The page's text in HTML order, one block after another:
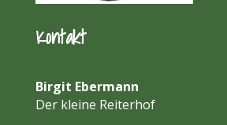
Kontakt
Birgit Ebermann
Der kleine Reiterhof